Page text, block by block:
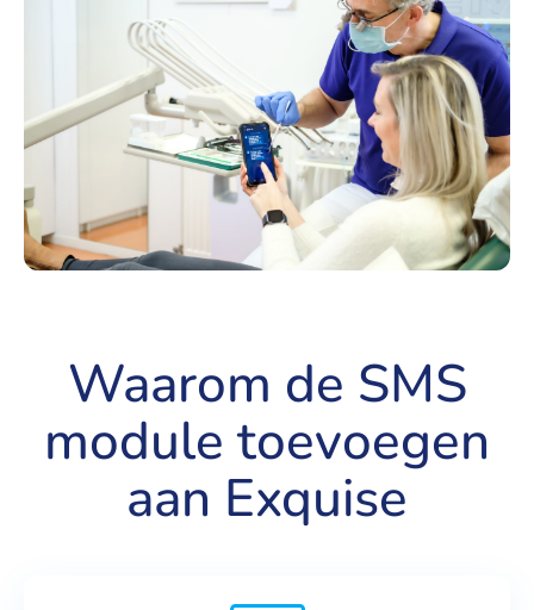
Waarom de SMS
module toevoegen
aan Exquise